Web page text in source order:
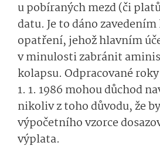
u pobíraných mezd (či
datu. Je to dáno
opatření, jehož hlavním
v minulosti zabránit
kolapsu. Odpracované
1. 1. 1986 mohou důchod
nikoliv z toho důvodu, že
výpočetního vzorce
výplata.